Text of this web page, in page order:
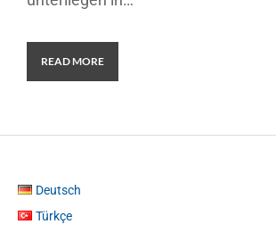
READ MORE
Deutsch
Türkçe